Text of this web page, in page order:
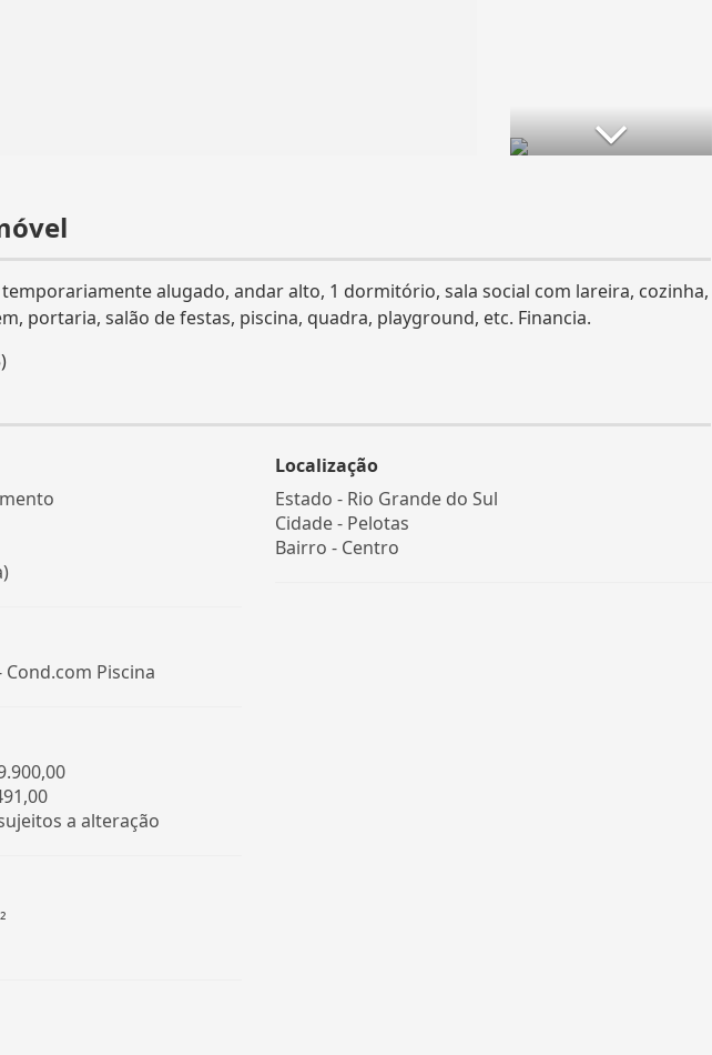
alugado, andar alto, 1 dormitório, sala social com lareira, cozinha,
portaria, salão de festas, piscina, quadra, playground, etc. Financia.
Piscina
a alteração
Localização
Estado - Rio Grande do Sul
Cidade - Pelotas
Bairro - Centro